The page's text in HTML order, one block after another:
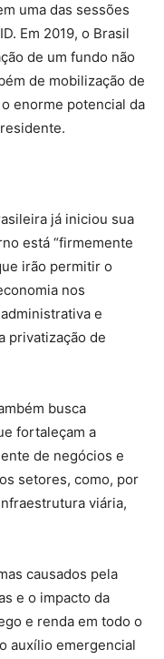
uma das sessões
Em 2019, o Brasil
de um fundo não
de mobilização de
enorme potencial da
já iniciou sua
está “firmemente
irão permitir o
nos
e
privatização de
busca
fortaleçam a
de negócios e
setores, como, por
viária,
causados pela
e o impacto da
e renda em todo o
auxílio emergencial